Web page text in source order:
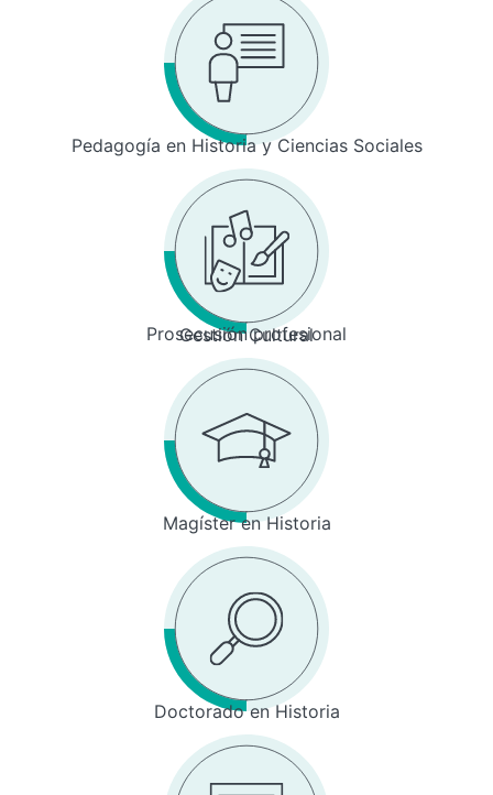
Pedagogía en Historia y Ciencias Sociales
Prosecusión profesional
Gestión Cultural
Magíster en Historia
Doctorado en Historia